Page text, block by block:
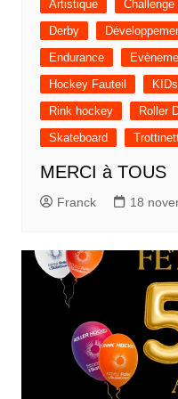
Artistique Challenge
Derby
Endurance
Hockey Fauteil
Rink hockey
Roller
Skateboard
MERCI à TOUS
Franck 18